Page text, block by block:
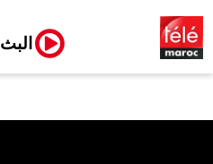
البث